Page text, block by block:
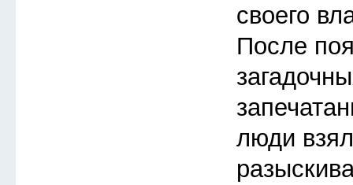
своего
После
люди